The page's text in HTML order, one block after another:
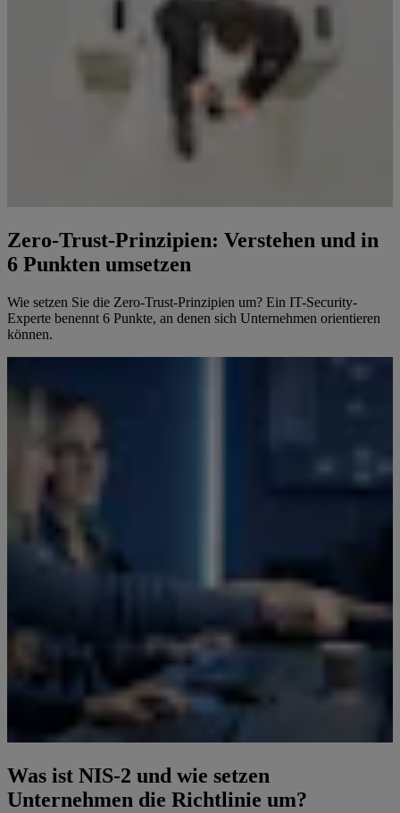
Zero-Trust-Prinzipien: Verstehen und in
6 Punkten umsetzen
Wie setzen Sie die Zero-Trust-Prinzipien um? Ein IT-Security-
Experte benennt 6 Punkte, an denen sich Unternehmen orientieren
können.
Was ist NIS-2 und wie setzen
Unternehmen die Richtlinie um?